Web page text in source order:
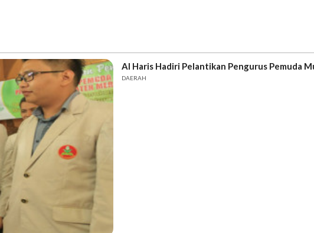
Al Haris Hadiri Pelantikan Pengurus Pemuda
DAERAH